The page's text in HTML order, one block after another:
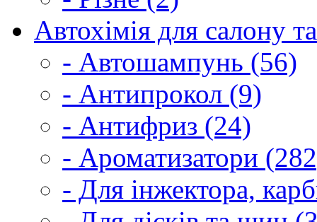
Автохімія для салону
- Автошампунь (56)
- Антипрокол (9)
- Антифриз (24)
- Ароматизатори
- Для інжектора,